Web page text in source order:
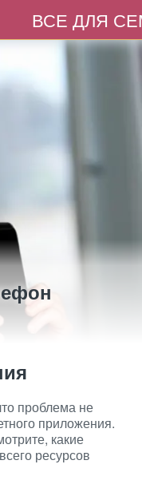
ВСЕ ДЛЯ
проблема не
приложения.
какие
ресурсов